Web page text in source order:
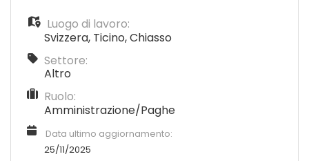
lavoro
il
CV
Login
Lingua
Luogo di lavoro:
Svizzera, Ticino,Chiasso
Settore:
Altro
Ruolo:
Amministrazione/Paghe
Data ultimo aggiornamento:
25/11/2025